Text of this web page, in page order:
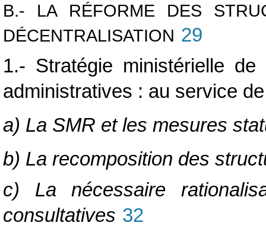
B.- LA RÉFORME DES
DÉCENTRALISATION 29
1.- Stratégie ministérielle
administratives : au service
a) La SMR et les mesures
b) La recomposition des
c) La nécessaire
consultatives 32